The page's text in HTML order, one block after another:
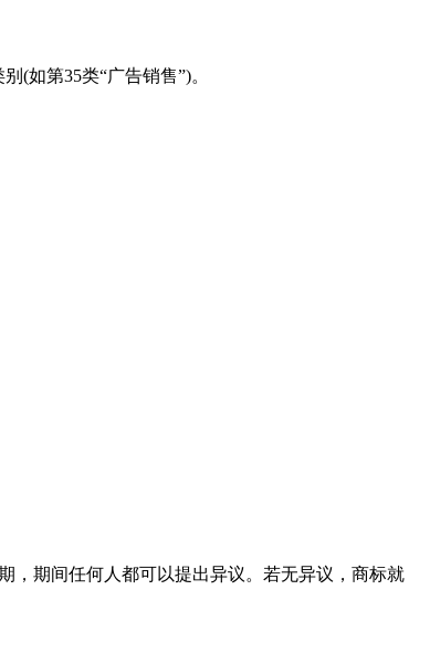
(如第35类“广告销售”)。
，期间任何人都可以提出异议。若无异议，商标就